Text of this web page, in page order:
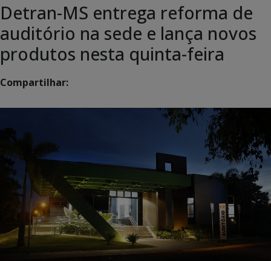
Detran-MS entrega reforma de
auditório na sede e lança novos
produtos nesta quinta-feira
Compartilhar: